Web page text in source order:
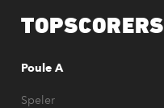
TOPSCORERS
Poule A
Speler